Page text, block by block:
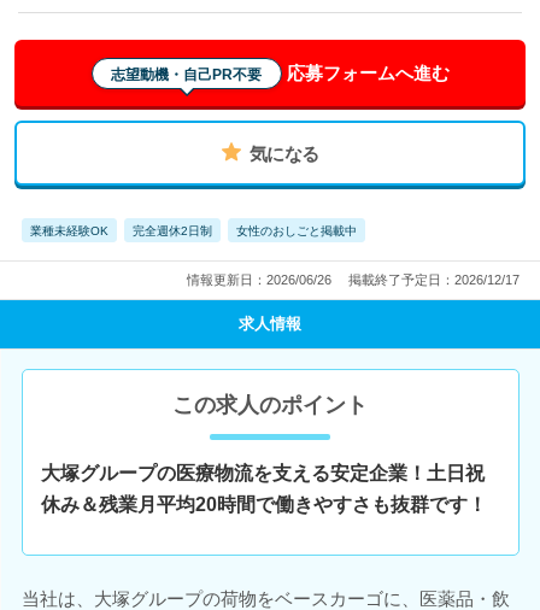
志望動機・自己PR不要 応募フォームへ進む
気になる
業種未経験OK 完全週休2日制 女性のおしごと掲載中
情報更新日：2026/06/26 掲載終了予定日：2026/12/17
求人情報
この求人のポイント
大塚グループの医療物流を支える安定企業！土日祝
休み＆残業月平均20時間で働きやすさも抜群です！
当社は、大塚グループの荷物をベースカーゴに、医薬品・飲